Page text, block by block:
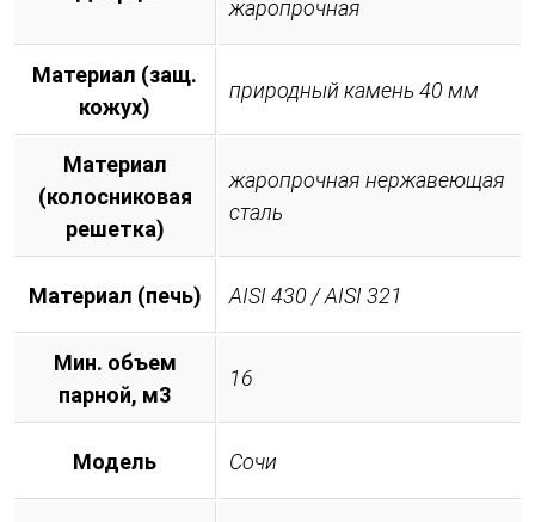
жаропрочная
Материал (защ.
кожух)
природный камень 40 мм
Материал
(колосниковая
решетка)
жаропрочная нержавеющая
сталь
Материал (печь) AISI 430 / AISI 321
Мин. объем
парной, м3
16
Модель Сочи